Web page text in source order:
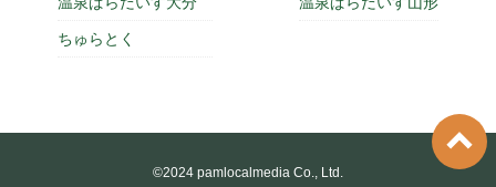
ちゅらとく
©2024 pamlocalmedia Co., Ltd.